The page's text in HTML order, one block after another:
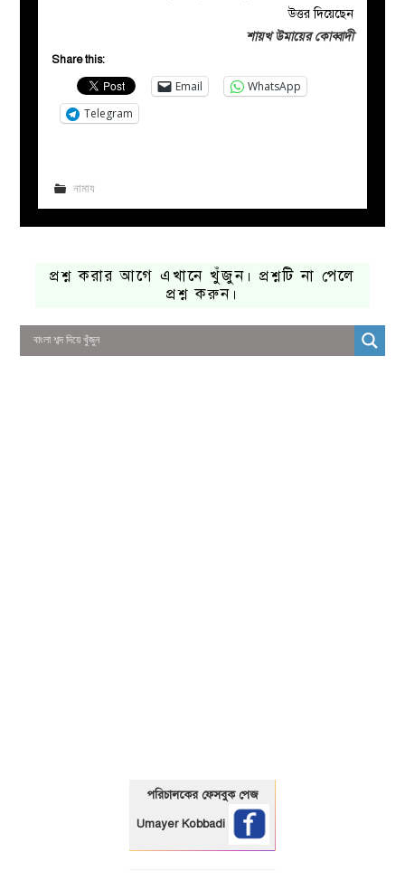
উত্তর দিয়েছেন
শায়খ উমায়ের কোব্বাদী
Share this:
Email
WhatsApp
Telegram
নামায
প্রশ্ন করার আগে এখানে খুঁজুন। প্রশ্নটি না পেলে
প্রশ্ন করুন।
পরিচালকের ফেসবুক পেজ
Umayer Kobbadi